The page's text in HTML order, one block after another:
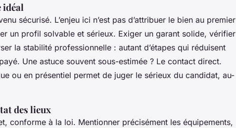
idéal
sécurisé. L’enjeu ici n’est pas d’attribuer le bien au premier
un profil solvable et sérieux. Exiger un garant solide, vérifier
la stabilité professionnelle : autant d’étapes qui réduisent
Une astuce souvent sous-estimée ? Le contact direct.
ou en présentiel permet de juger le sérieux du candidat, au-
des lieux
conforme à la loi. Mentionner précisément les équipements,